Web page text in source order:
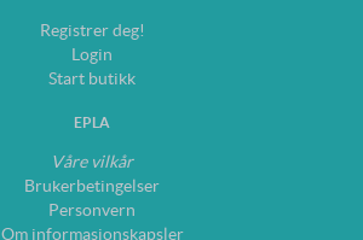
Registrer deg!
Login
Start butikk
EPLA
Våre vilkår
Brukerbetingelser
Personvern
Om informasjonskapsler